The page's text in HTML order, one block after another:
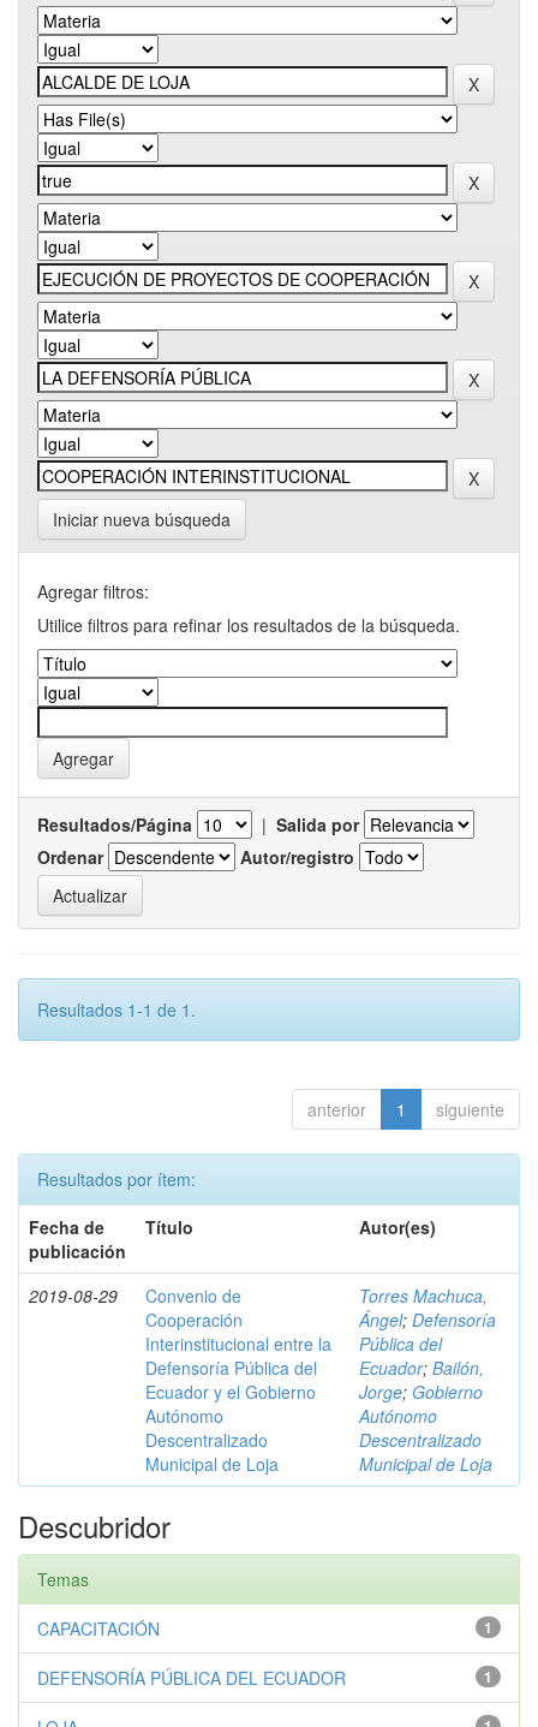
Iniciar nueva búsqueda
Agregar filtros:
Utilice filtros para refinar los resultados de la búsqueda.
Resultados/Página | Salida por
Ordenar
Autor/registro
Resultados 1-1 de 1.
anterior 1 siguiente
Resultados por ítem:
Fecha de
publicación
Título Autor(es)
2019-08-29
Convenio de
Cooperación
Interinstitucional entre la
Defensoría Pública del
Ecuador y el Gobierno
Autónomo
Descentralizado
Municipal de Loja
Torres Machuca,
Ángel; Defensoría
Pública del
Ecuador; Bailón,
Jorge; Gobierno
Autónomo
Descentralizado
Municipal de Loja
Descubridor
Temas
1
CAPACITACIÓN
1
DEFENSORÍA PÚBLICA DEL ECUADOR